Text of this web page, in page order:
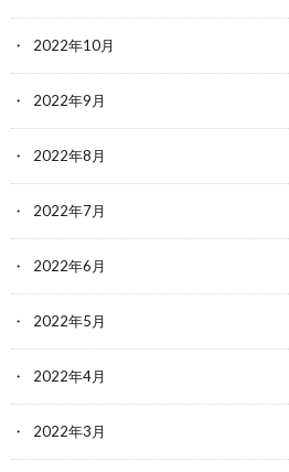
2022年10月
2022年9月
2022年8月
2022年7月
2022年6月
2022年5月
2022年4月
2022年3月